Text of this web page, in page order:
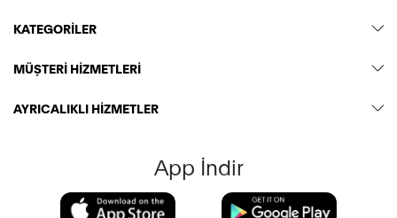
KATEGORİLER
MÜŞTERİ HİZMETLERİ
AYRICALIKLI HİZMETLER
App İndir